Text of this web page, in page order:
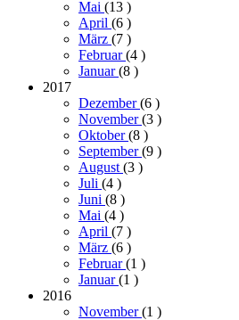
Mai (13 )
April (6 )
März (7 )
Februar(4 )
Januar(8 )
2017
Dezember(6 )
November(3 )
Oktober(8 )
September(9 )
August (3 )
Juli (4 )
Juni (8 )
Mai (4 )
April (7 )
März (6 )
Februar(1 )
Januar(1 )
2016
November(1 )